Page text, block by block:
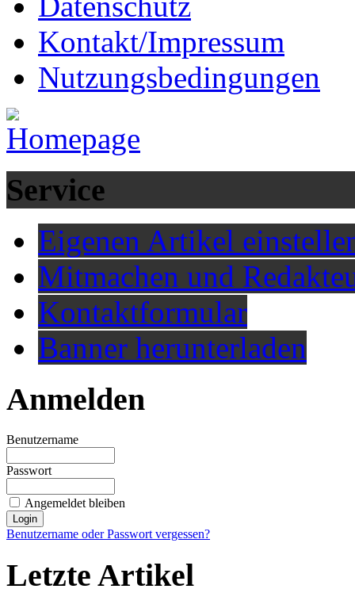
Kontakt/Impressum
Nutzungsbedingungen
Service
Eigenen Artikel
Mitmachen und
Kontaktformular
Banner herunterladen
Anmelden
Benutzername
Passwort
Angemeldet bleiben
Benutzername oder Passwort vergessen?
Letzte Artikel